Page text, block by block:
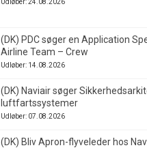
Udløber: 24.08.2026
(DK) PDC søger en Application
Airline Team – Crew
Udløber: 14.08.2026
(DK) Naviair søger
luftfartssystemer
Udløber: 07.08.2026
(DK) Bliv Apron-flyveleder hos